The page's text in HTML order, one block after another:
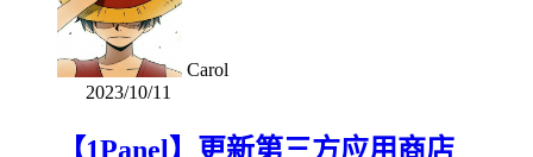
Carol
2023/10/11
【1Panel】更新第三方应用商店